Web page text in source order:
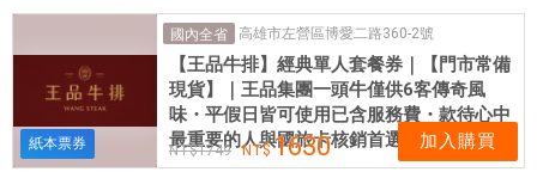
體
網
卡
可
即
買
紙本票券
國內全省 高雄市左營區博愛二路360-2號
【王品牛排】經典單人套餐券｜【門市常備
現貨】｜王品集團一頭牛僅供6客傳奇風
味・平假日皆可使用已含服務費・款待心中
最重要的人與國旅卡核銷首選
1749 1630 加入購買